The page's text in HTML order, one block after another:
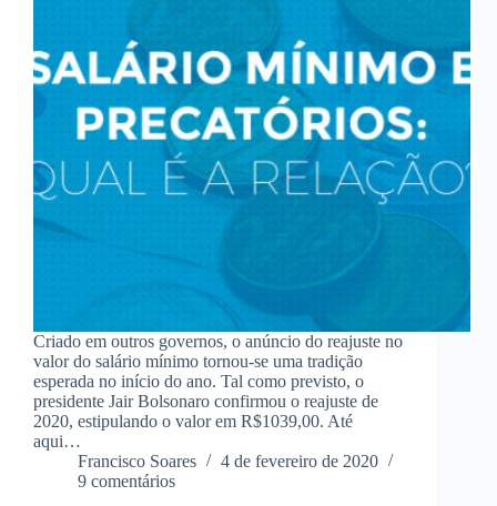
Criado em outros governos, o anúncio do reajuste no
valor do salário mínimo tornou-se uma tradição
esperada no início do ano. Tal como previsto, o
presidente Jair Bolsonaro confirmou o reajuste de
2020, estipulando o valor em R$1039,00. Até
aqui…
Francisco Soares
4 de fevereiro de 2020
9 comentários